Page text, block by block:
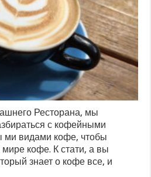
Ресторана, мы
с кофейными
ми видами кофе, чтобы
кофе. К стати, а вы
знает о кофе все, и